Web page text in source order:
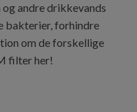
andre drikkevands
bakterier, forhindre
om de forskellige
filter her!